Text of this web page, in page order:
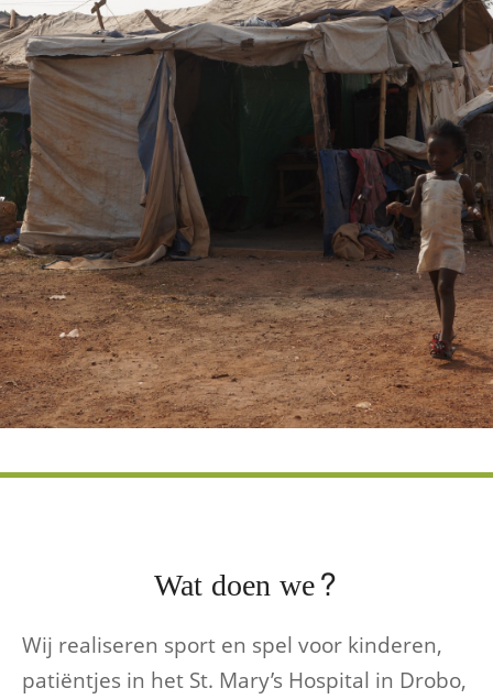
Wat doen we?
Wij realiseren sport en spel voor kinderen,
patiëntjes in het St. Mary’s Hospital in Drobo,